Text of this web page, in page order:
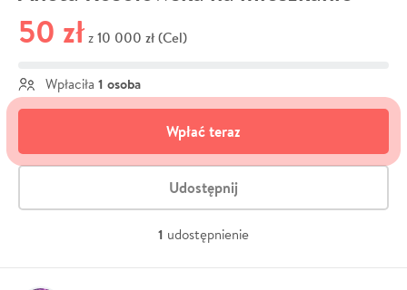
50 zł z 10 000 zł (Cel)
Wpłaciła 1 osoba
Wpłać teraz
Udostępnij
1 udostępnienie